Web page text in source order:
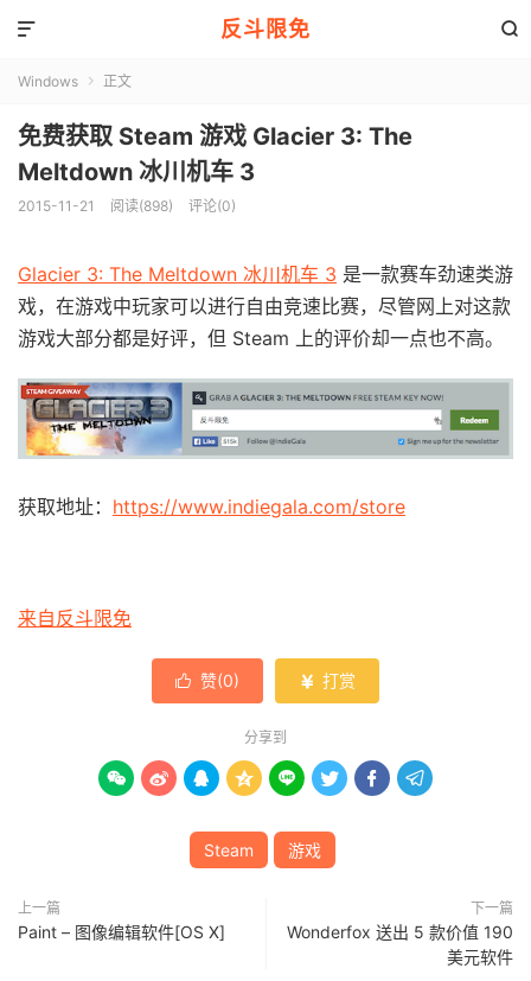
反斗限免 

Windows  正文
免费获取 Steam 游戏 Glacier 3: The
Meltdown 冰川机车 3
2015-11-21 阅读(898) 评论(0)
Glacier 3: The Meltdown 冰川机车 3 是一款赛车劲速类游
戏，在游戏中玩家可以进行自由竞速比赛，尽管网上对这款
游戏大部分都是好评，但 Steam 上的评价却一点也不高。
获取地址： https://www.indiegala.com/store
来自反斗限免
 赞(0)  打赏
分享到
       
Steam 游戏
上一篇
Paint – 图像编辑软件[OS X]
下一篇
Wonderfox 送出 5 款价值 190
美元软件